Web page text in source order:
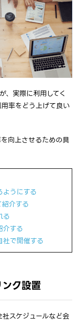
、実際に利用してく
率をどう上げて良い
向上させるための具
うにする
介する
る
する
で開催する
ク設置
スケジュールなど会